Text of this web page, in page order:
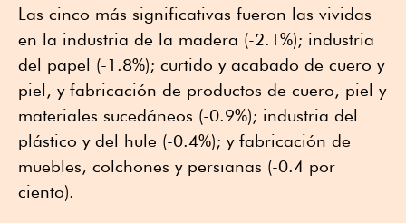
Las cinco más significativas fueron las vividas
en la industria de la madera (-2.1%); industria
del papel (-1.8%); curtido y acabado de cuero y
piel, y fabricación de productos de cuero, piel y
materiales sucedáneos (-0.9%); industria del
plástico y del hule (-0.4%); y fabricación de
muebles, colchones y persianas (-0.4 por
ciento).